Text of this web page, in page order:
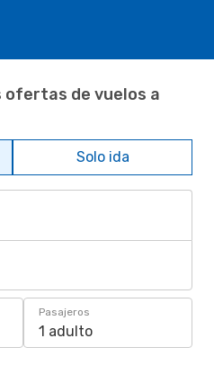
ofertas de vuelos a
Solo ida
Pasajeros
1 adulto